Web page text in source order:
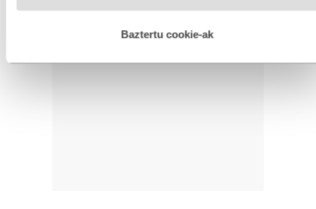
esplizitua ematen diguzu.Gehiago irakurri
Baztertu cookie-ak